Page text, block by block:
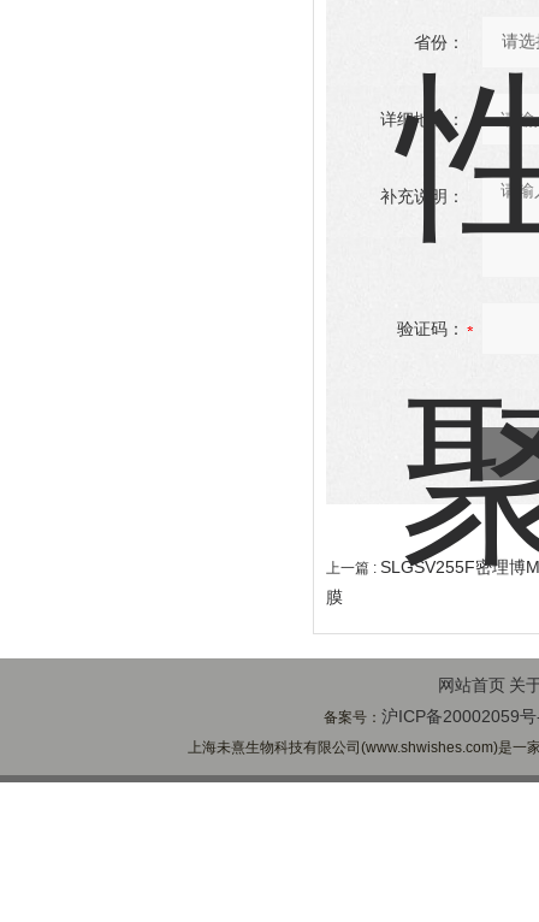
省份：
详细地址：
补充说明：
验证码：
上一篇 : SLGSV255F密理博
膜
网站首页 关
备案号：沪ICP备20002059
上海未熹生物科技有限公司(www.shwishes.com)是一